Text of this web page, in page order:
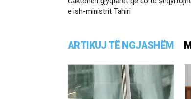
e ish-ministrit Tahiri
ARTIKUJ TË NGJASHËM